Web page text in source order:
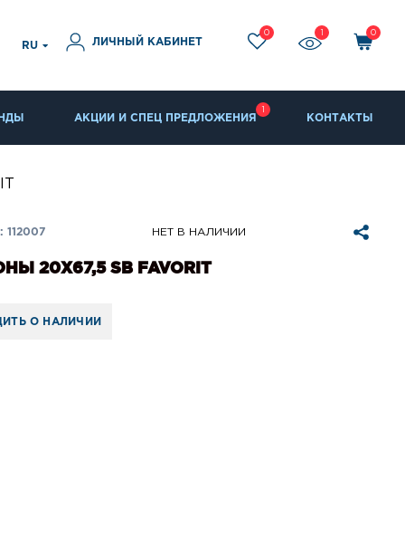
RU ЛИЧНЫЙ КАБИНЕТ
0 0
АКЦИИ И СПЕЦ ПРЕДЛОЖЕНИЯ КОНТАКТЫ
112007 НЕТ В НАЛИЧИИ
20X67,5 SB FAVORIT
О НАЛИЧИИ